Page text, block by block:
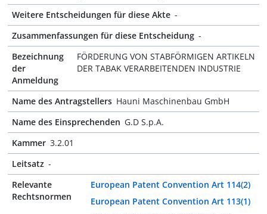
Weitere Entscheidungen für diese Akte -
Zusammenfassungen für diese Entscheidung -
Bezeichnung
der
Anmeldung
FÖRDERUNG VON STABFÖRMIGEN ARTIKELN
DER TABAK VERARBEITENDEN INDUSTRIE
Name des Antragstellers Hauni Maschinenbau GmbH
Name des Einsprechenden G.D S.p.A.
Kammer 3.2.01
Leitsatz -
Relevante
Rechtsnormen
European Patent Convention Art 114(2)
European Patent Convention Art 113(1)